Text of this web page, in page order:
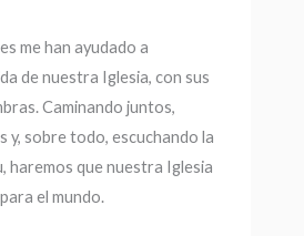
me han ayudado a
de nuestra Iglesia, con sus
Caminando juntos,
y, sobre todo, escuchando la
haremos que nuestra Iglesia
el mundo.